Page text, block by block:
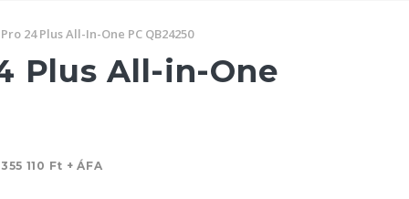
Pro 24 Plus All-In-One PC QB24250
Plus All-in-One
355 110 Ft + ÁFA